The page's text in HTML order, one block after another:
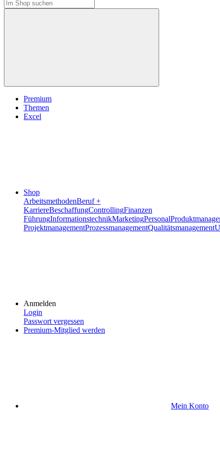
Premium
Themen
Excel
Shop
ArbeitsmethodenBeruf +
KarriereBeschaffungControllingFinanzen
FührungInformationstechnikMarketingPersonal
ProjektmanagementProzessmanagementQualitätsmanagement
Anmelden
Login
Passwort vergessen
Premium-Mitglied werden
Mein Konto